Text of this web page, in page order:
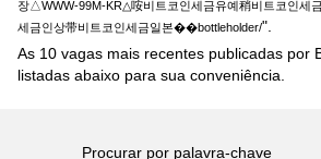
장△WWW-99M-KR△咹비트코인세금유예稍비트코
세금인상带비트코인세금일본��bottleholder/".
As 10 vagas mais recentes publicadas por
listadas abaixo para sua conveniência.
Procurar por palavra-chave